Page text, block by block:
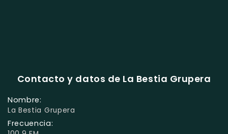
Contacto y datos de La Bestia Grupera
Nombre:
La Bestia Grupera
Frecuencia: